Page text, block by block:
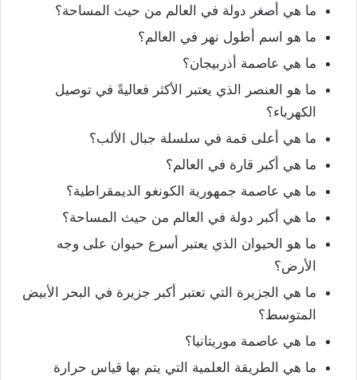
ما هي أصغر دولة في العالم من حيث المساحة؟
ما هو اسم أطول نهر في العالم؟
ما هي عاصمة أذربيجان؟
ما هو العنصر الذي يعتبر الأكثر فعاليةً في توصيل
الكهرباء؟
ما هي أعلى قمة في سلسلة جبال الألب؟
ما هي أكبر قارة في العالم؟
ما هي عاصمة جمهورية الكونغو الديمقراطية؟
ما هي أكبر دولة في العالم من حيث المساحة؟
ما هو الحيوان الذي يعتبر أسرع حيوان على وجه
الأرض؟
ما هي الجزيرة التي تعتبر أكبر جزيرة في البحر الأبيض
المتوسط؟
ما هي عاصمة موريتانيا؟
ما هي الطريقة العلمية التي يتم بها قياس حرارة